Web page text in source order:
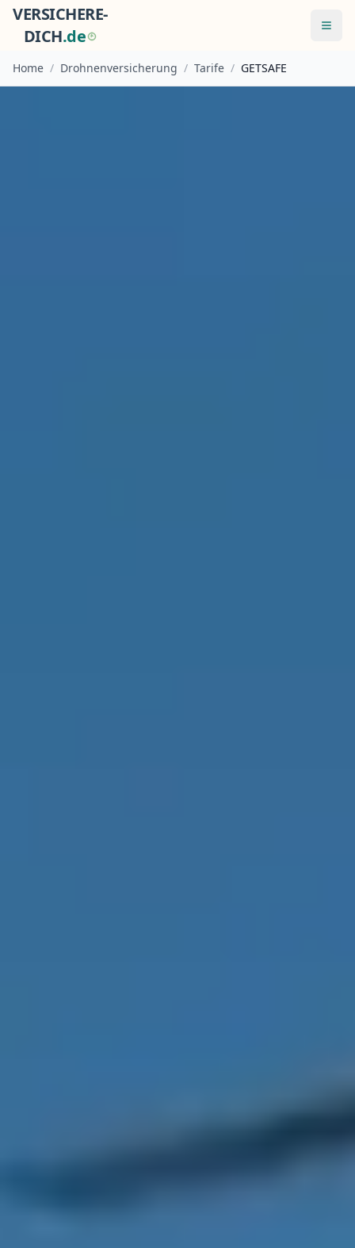
VERSICHERE-
DICH.de
Home / Drohnenversicherung / Tarife / GETSAFE